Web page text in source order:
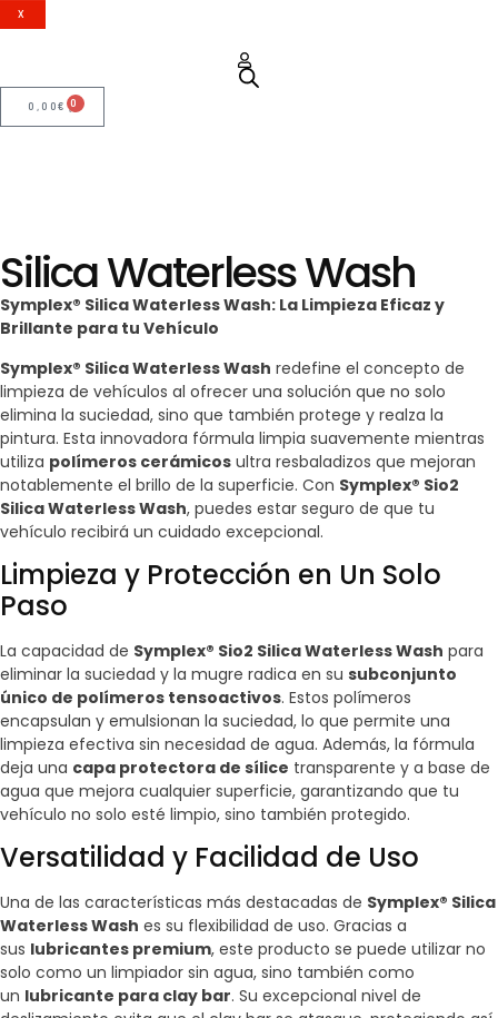
X
0,00€ 0
Silica Waterless Wash
Symplex® Silica Waterless Wash: La Limpieza Eficaz y
Brillante para tu Vehículo
Symplex® Silica Waterless Wash redefine el concepto de
limpieza de vehículos al ofrecer una solución que no solo
elimina la suciedad, sino que también protege y realza la
pintura. Esta innovadora fórmula limpia suavemente mientras
utiliza polímeros cerámicos ultra resbaladizos que mejoran
notablemente el brillo de la superficie. Con Symplex® Sio2
Silica Waterless Wash, puedes estar seguro de que tu
vehículo recibirá un cuidado excepcional.
Limpieza y Protección en Un Solo
Paso
La capacidad de Symplex® Sio2 Silica Waterless Wash para
eliminar la suciedad y la mugre radica en su subconjunto
único de polímeros tensoactivos. Estos polímeros
encapsulan y emulsionan la suciedad, lo que permite una
limpieza efectiva sin necesidad de agua. Además, la fórmula
deja una capa protectora de sílice transparente y a base de
agua que mejora cualquier superficie, garantizando que tu
vehículo no solo esté limpio, sino también protegido.
Versatilidad y Facilidad de Uso
Una de las características más destacadas de Symplex® Silica
Waterless Wash es su flexibilidad de uso. Gracias a
sus lubricantes premium, este producto se puede utilizar no
solo como un limpiador sin agua, sino también como
un lubricante para clay bar. Su excepcional nivel de